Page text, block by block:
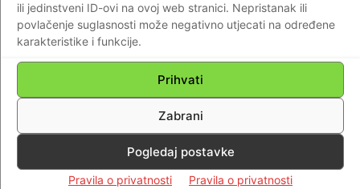
ili jedinstveni ID-ovi na ovoj web stranici. Nepristanak ili
povlačenje suglasnosti može negativno utjecati na određene
karakteristike i funkcije.
Prihvati
Zabrani
Pogledaj postavke
Pravila o privatnosti Pravila o privatnosti
Događaji
Bivši nogometaš i legenda Liverpoola 69-
godišnji Kenny Dalglish otpušten iz bolnice:
Moramo biti sretni što ih imamo…
Braniteljski portal - 12.04.2020 0
Impressum Kontaktirajte nas Pravila o privatnosti